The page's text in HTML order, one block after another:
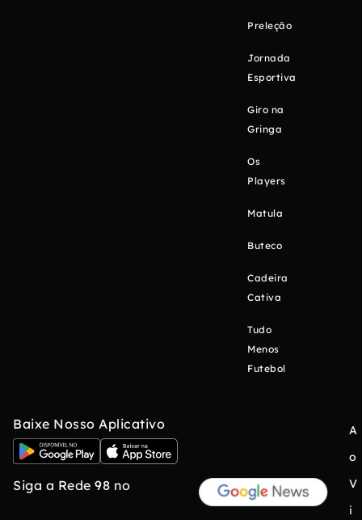
Preleção
Jornada
Esportiva
Giro na
Gringa
Os
Players
Matula
Buteco
Cadeira
Cativa
Tudo
Menos
Futebol
Baixe Nosso Aplicativo
Siga a Rede 98 no
A
o
V
i